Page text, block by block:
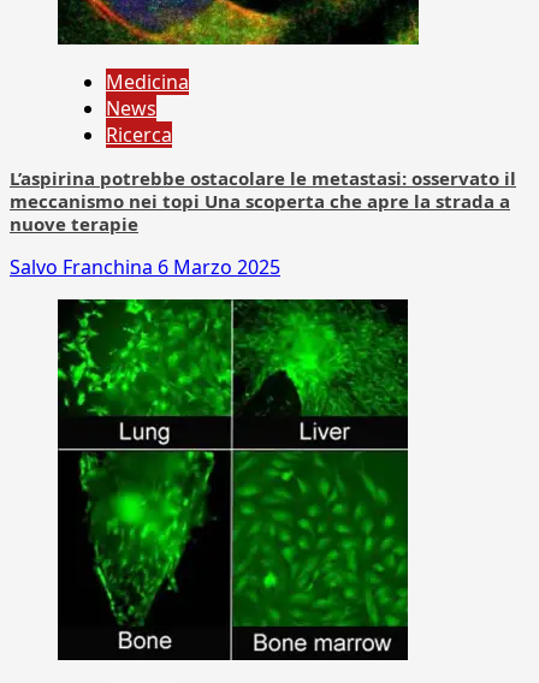
Medicina
News
Ricerca
L’aspirina potrebbe ostacolare le metastasi: osservato il
meccanismo nei topi Una scoperta che apre la strada a
nuove terapie
Salvo Franchina 6 Marzo 2025